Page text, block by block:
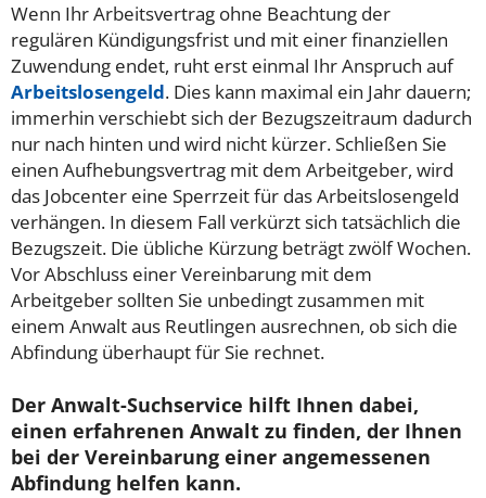
Wenn Ihr Arbeitsvertrag ohne Beachtung der
regulären Kündigungsfrist und mit einer finanziellen
Zuwendung endet, ruht erst einmal Ihr Anspruch auf
Arbeitslosengeld. Dies kann maximal ein Jahr dauern;
immerhin verschiebt sich der Bezugszeitraum dadurch
nur nach hinten und wird nicht kürzer. Schließen Sie
einen Aufhebungsvertrag mit dem Arbeitgeber, wird
das Jobcenter eine Sperrzeit für das Arbeitslosengeld
verhängen. In diesem Fall verkürzt sich tatsächlich die
Bezugszeit. Die übliche Kürzung beträgt zwölf Wochen.
Vor Abschluss einer Vereinbarung mit dem
Arbeitgeber sollten Sie unbedingt zusammen mit
einem Anwalt aus Reutlingen ausrechnen, ob sich die
Abfindung überhaupt für Sie rechnet.
Der Anwalt-Suchservice hilft Ihnen dabei,
einen erfahrenen Anwalt zu finden, der Ihnen
bei der Vereinbarung einer angemessenen
Abfindung helfen kann.